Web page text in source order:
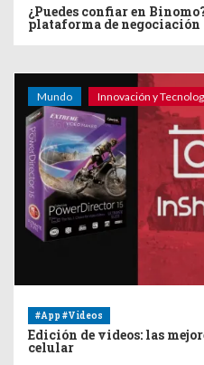
¿Puedes confiar en
plataforma de negociación
Mundo Innovación y
#App #Videos
Edición de videos: las
celular